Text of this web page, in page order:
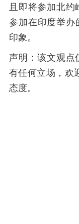
且即将参加北
参加在印度举办
印象。
声明：该文观点
有任何立场，欢
态度。